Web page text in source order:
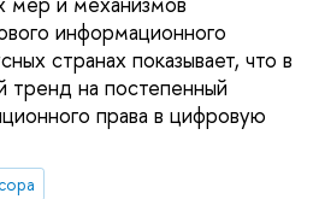
информационного
странах показывает, что в
тренд на постепенный
права в цифровую